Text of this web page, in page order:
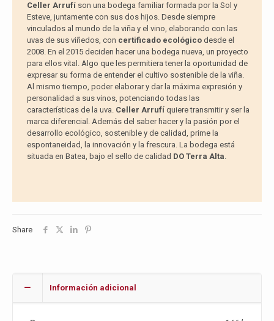
Celler Arrufíson una bodega familiar formada por la Sol y
Esteve, juntamente con sus dos hijos. Desde siempre
vinculados al mundo de la viña y el vino, elaborando con las
uvas de sus viñedos, con certificado ecológicodesde el
2008. En el 2015 deciden hacer una bodega nueva, un proyecto
para ellos vital. Algo que les permitiera tener la oportunidad de
expresar su forma de entender el cultivo sostenible de la viña.
Al mismo tiempo, poder elaborar y dar la máxima expresión y
personalidad a sus vinos, potenciando todas las
características de la uva. Celler Arrufíquiere transmitir y ser la
marca diferencial. Además del saber hacer y la pasión por el
desarrollo ecológico, sostenible y de calidad, prime la
espontaneidad, la innovación y la frescura. La bodega está
situada en Batea, bajo el sello de calidad DO Terra Alta.
Share
Información adicional